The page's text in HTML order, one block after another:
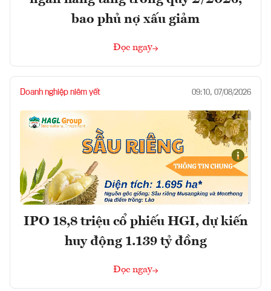
bao phủ nợ xấu giảm
Đọc ngay
Doanh nghiệp niêm yết 09:10, 07/08/2026
IPO 18,8 triệu cổ phiếu HGI, dự kiến
huy động 1.139 tỷ đồng
Đọc ngay